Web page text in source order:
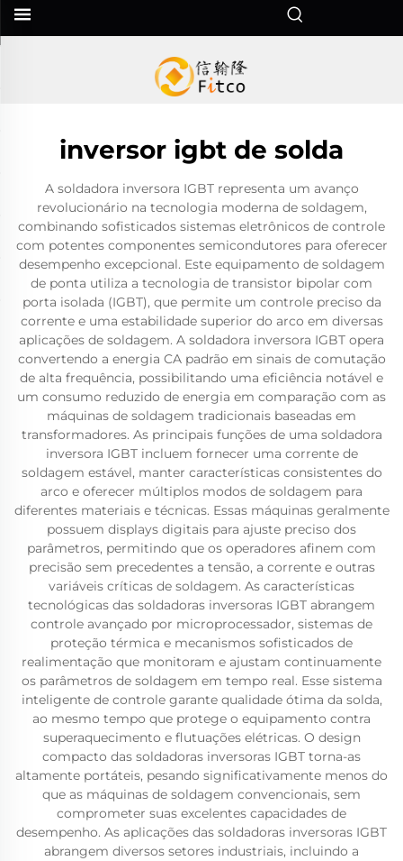
inversor igbt de solda
A soldadora inversora IGBT representa um avanço
revolucionário na tecnologia moderna de soldagem,
combinando sofisticados sistemas eletrônicos de controle
com potentes componentes semicondutores para oferecer
desempenho excepcional. Este equipamento de soldagem
de ponta utiliza a tecnologia de transistor bipolar com
porta isolada (IGBT), que permite um controle preciso da
corrente e uma estabilidade superior do arco em diversas
aplicações de soldagem. A soldadora inversora IGBT opera
convertendo a energia CA padrão em sinais de comutação
de alta frequência, possibilitando uma eficiência notável e
um consumo reduzido de energia em comparação com as
máquinas de soldagem tradicionais baseadas em
transformadores. As principais funções de uma soldadora
inversora IGBT incluem fornecer uma corrente de
soldagem estável, manter características consistentes do
arco e oferecer múltiplos modos de soldagem para
diferentes materiais e técnicas. Essas máquinas geralmente
possuem displays digitais para ajuste preciso dos
parâmetros, permitindo que os operadores afinem com
precisão sem precedentes a tensão, a corrente e outras
variáveis críticas de soldagem. As características
tecnológicas das soldadoras inversoras IGBT abrangem
controle avançado por microprocessador, sistemas de
proteção térmica e mecanismos sofisticados de
realimentação que monitoram e ajustam continuamente
os parâmetros de soldagem em tempo real. Esse sistema
inteligente de controle garante qualidade ótima da solda,
ao mesmo tempo que protege o equipamento contra
superaquecimento e flutuações elétricas. O design
compacto das soldadoras inversoras IGBT torna-as
altamente portáteis, pesando significativamente menos do
que as máquinas de soldagem convencionais, sem
comprometer suas excelentes capacidades de
desempenho. As aplicações das soldadoras inversoras IGBT
abrangem diversos setores industriais, incluindo a